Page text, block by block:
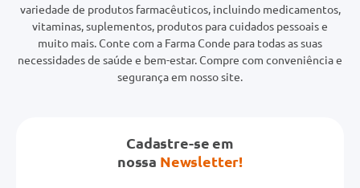
variedade de produtos farmacêuticos, incluindo medicamentos,
vitaminas, suplementos, produtos para cuidados pessoais e
muito mais. Conte com a Farma Conde para todas as suas
necessidades de saúde e bem-estar. Compre com conveniência e
segurança em nosso site.
Cadastre-se em
nossa Newsletter!